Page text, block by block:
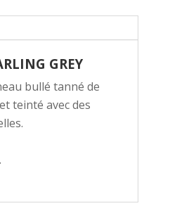
GREY
bullé tanné de
teinté avec des